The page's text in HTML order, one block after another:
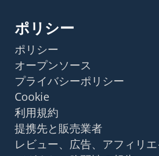
ポリシー
ポリシー
オープンソース
プライバシーポリシー
Cookie
利用規約
提携先と販売業者
レビュー、広告、アフィリエ